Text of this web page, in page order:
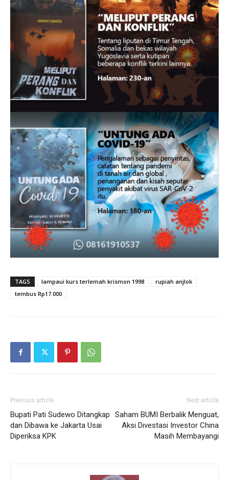
TAGS lampaui kurs terlemah krismon 1998
rupiah anjlok
tembus Rp17.000
Previous article
Bupati Pati Sudewo Ditangkap
dan Dibawa ke Jakarta Usai
Diperiksa KPK
Next article
Saham BUMI Berbalik Menguat,
Aksi Divestasi Investor China
Masih Membayangi